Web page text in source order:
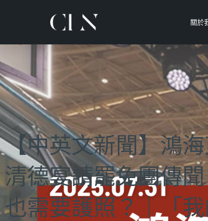
關於
【中英文新聞】鴻
清德宴請罷免團傳
也需要護照？｜「